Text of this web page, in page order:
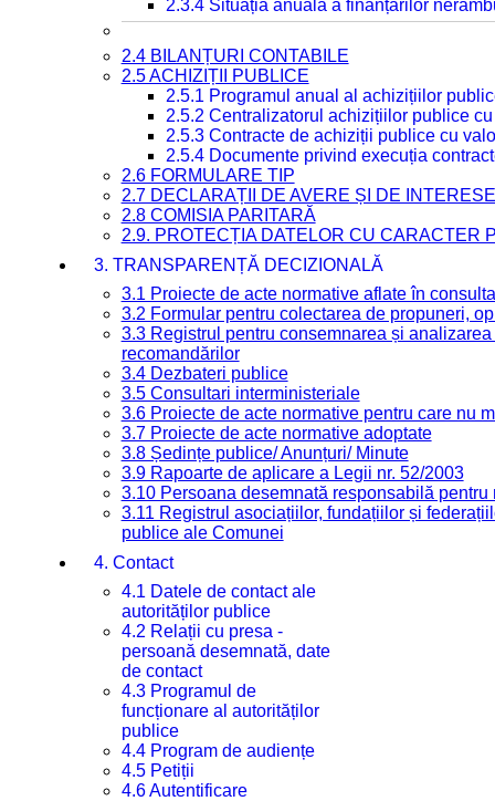
2.3.4 Situația anuală a finanțărilor
2.4 BILANȚURI CONTABILE
2.5 ACHIZIȚII PUBLICE
2.5.1 Programul anual al achizițiilor
2.5.2 Centralizatorul achizițiilor publice
2.5.3 Contracte de achiziții publice cu
2.5.4 Documente privind execuția
2.6 FORMULARE TIP
2.7 DECLARAȚII DE AVERE ȘI DE INTERESE
2.8 COMISIA PARITARĂ
2.9. PROTECȚIA DATELOR CU CARACTER
3. TRANSPARENȚĂ DECIZIONALĂ
3.1 Proiecte de acte normative aflate în
3.2 Formular pentru colectarea de propuneri,
3.3 Registrul pentru consemnarea și
recomandărilor
3.4 Dezbateri publice
3.5 Consultari interministeriale
3.6 Proiecte de acte normative pentru care nu
3.7 Proiecte de acte normative adoptate
3.8 Ședințe publice/ Anunțuri/ Minute
3.9 Rapoarte de aplicare a Legii nr. 52/2003
3.10 Persoana desemnată responsabilă
3.11 Registrul asociațiilor, fundațiilor și
publice ale Comunei
4. Contact
4.1 Datele de contact ale
autorităților publice
4.2 Relații cu presa -
persoană desemnată, date
de contact
4.3 Programul de
funcționare al autorităților
publice
4.4 Program de audiențe
4.5 Petiții
4.6 Autentificare